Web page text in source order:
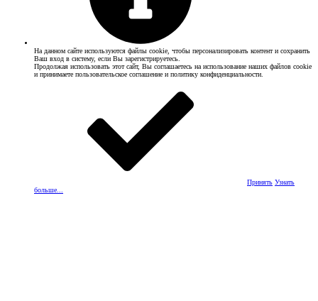
На данном сайте используются файлы cookie, чтобы персонализировать контент и сохранить
Ваш вход в систему, если Вы зарегистрируетесь.
Продолжая использовать этот сайт, Вы соглашаетесь на использование наших файлов cookie
и принимаете пользовательское соглашение и политику конфиденциальности.
Принять Узнать
больше...